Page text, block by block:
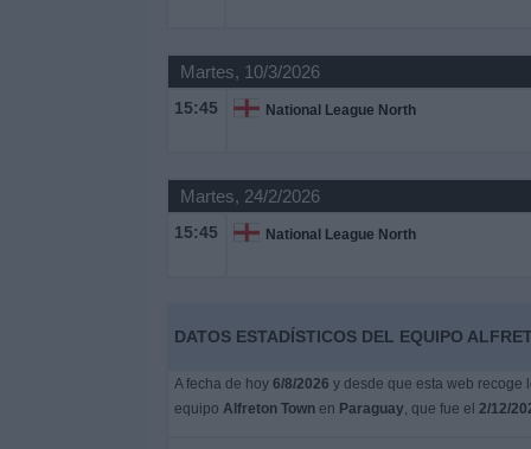
Martes, 10/3/2026
15:45 National League North
Martes, 24/2/2026
15:45 National League North
DATOS ESTADÍSTICOS DEL EQUIPO
A fecha de hoy 6/8/2026 y desde que esta web recoge
equipo Alfreton Townen Paraguay, que fue el 2/12/